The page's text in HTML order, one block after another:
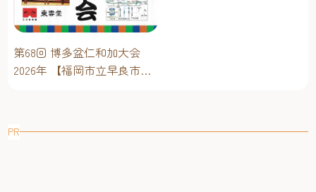
撮影を楽しむことができます。 Dream!ng Park 限定グッズ
も登場！お土産にもピッタリ！ 「Dream!ng Park」オリジ
などのキャラクターグッズや、福岡旅行のお土産にもぴっ
たりなお菓子などさまざまなオリジナルグッズをご用意。
第68回 博多盆仁和加大会
2026年 【福岡市立早良市民
PR